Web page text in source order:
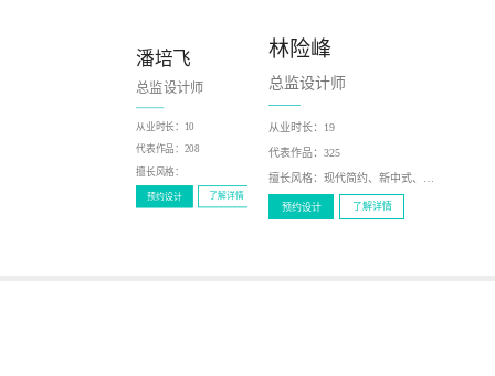
林险峰
总监设计师
从业时长： 19
代表作品： 325
擅长风格： 现代简约、新中式、北欧风、轻奢、美式
预约设计 了解详情
潘培飞
总监设计师
从业时长： 10
代表作品： 208
擅长风格：
预约设计 了解详情